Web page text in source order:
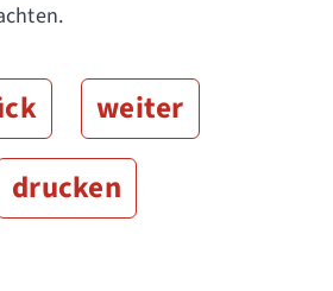
weiter
drucken